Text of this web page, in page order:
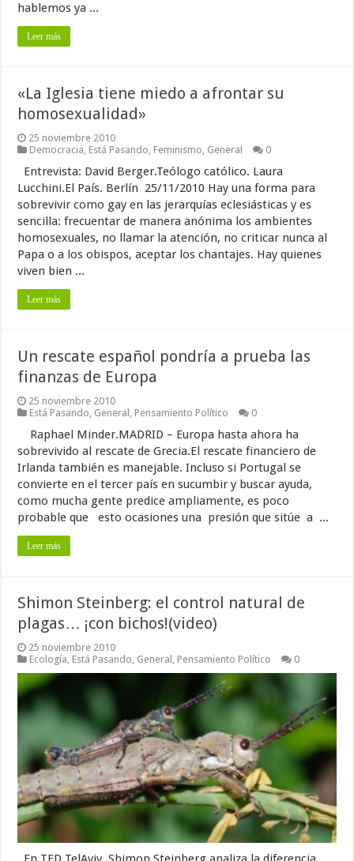
hablemos ya ...
Leer más
«La Iglesia tiene miedo a afrontar su
homosexualidad»
25 noviembre 2010
Democracia, Está Pasando, Feminismo, General 0
Entrevista: David Berger.Teólogo católico. Laura
Lucchini.El País. Berlín 25/11/2010 Hay una forma para
sobrevivir como gay en las jerarquías eclesiásticas y es
sencilla: frecuentar de manera anónima los ambientes
homosexuales, no llamar la atención, no criticar nunca al
Papa o a los obispos, aceptar los chantajes. Hay quienes
viven bien ...
Leer más
Un rescate español pondría a prueba las
finanzas de Europa
25 noviembre 2010
Está Pasando, General , Pensamiento Político 0
Raphael Minder.MADRID – Europa hasta ahora ha
sobrevivido al rescate de Grecia.El rescate financiero de
Irlanda también es manejable. Incluso si Portugal se
convierte en el tercer país en sucumbir y buscar ayuda,
como mucha gente predice ampliamente, es poco
probable que esto ocasiones una presión que sitúe a ...
Leer más
Shimon Steinberg: el control natural de
plagas… ¡con bichos!(video)
25 noviembre 2010
Ecología, Está Pasando, General , Pensamiento Político 0